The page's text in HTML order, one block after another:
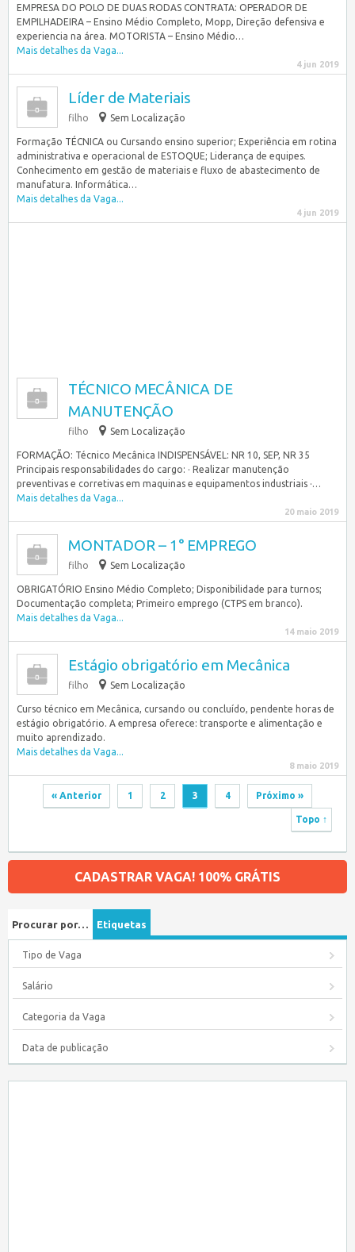
EMPRESA DO POLO DE DUAS RODAS CONTRATA: OPERADOR DE
EMPILHADEIRA – Ensino Médio Completo, Mopp, Direção defensiva e
experiencia na área. MOTORISTA – Ensino Médio…
Mais detalhes da Vaga...
4 jun 2019
Líder de Materiais
filho Sem Localização
Formação TÉCNICA ou Cursando ensino superior; Experiência em rotina
administrativa e operacional de ESTOQUE; Liderança de equipes.
Conhecimento em gestão de materiais e fluxo de abastecimento de
manufatura. Informática…
Mais detalhes da Vaga...
4 jun 2019
TÉCNICO MECÂNICA DE
MANUTENÇÃO
filho Sem Localização
FORMAÇÃO: Técnico Mecânica INDISPENSÁVEL: NR 10, SEP, NR 35
Principais responsabilidades do cargo: · Realizar manutenção
preventivas e corretivas em maquinas e equipamentos industriais ·…
Mais detalhes da Vaga...
20 maio 2019
MONTADOR – 1° EMPREGO
filho Sem Localização
OBRIGATÓRIO Ensino Médio Completo; Disponibilidade para turnos;
Documentação completa; Primeiro emprego (CTPS em branco).
Mais detalhes da Vaga...
14 maio 2019
Estágio obrigatório em Mecânica
filho Sem Localização
Curso técnico em Mecânica, cursando ou concluído, pendente horas de
estágio obrigatório. A empresa oferece: transporte e alimentação e
muito aprendizado.
Mais detalhes da Vaga...
8 maio 2019
« Anterior 1 2 3 4 Próximo »
Topo ↑
CADASTRAR VAGA! 100% GRÁTIS
Procurar por… Etiquetas
Tipo de Vaga
Salário
Categoria da Vaga
Data de publicação